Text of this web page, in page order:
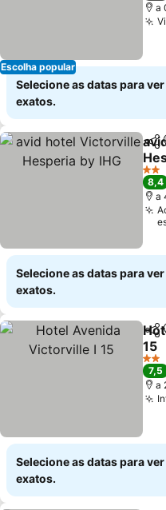
Escolha popular
a
Selecione as datas para
exatos.
Ver
2
8,4
a
Selecione as datas para
exatos.
15
Ver
2
7,5
a
Selecione as datas para
exatos.